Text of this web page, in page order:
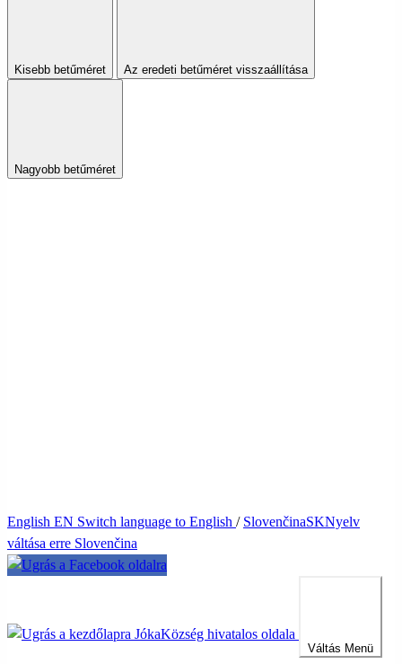
Kisebb betűméret Az eredeti betűméret visszaállítása
Nagyobb betűméret
English EN Switch language to English / SlovenčinaSKNyelv
váltása erre Slovenčina
JókaKözség hivatalos oldala
Váltás Menü